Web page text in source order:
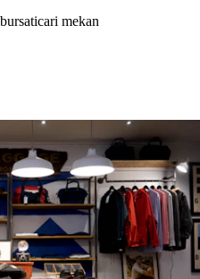
bursaticari mekan